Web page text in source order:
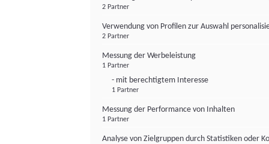
2 Partner
Verwendung von Profilen zur Auswahl
2 Partner
Messung der Werbeleistung
1 Partner
- mit berechtigtem Interesse
1 Partner
Messung der Performance von Inhalten
1 Partner
Analyse von Zielgruppen durch Statistiken oder